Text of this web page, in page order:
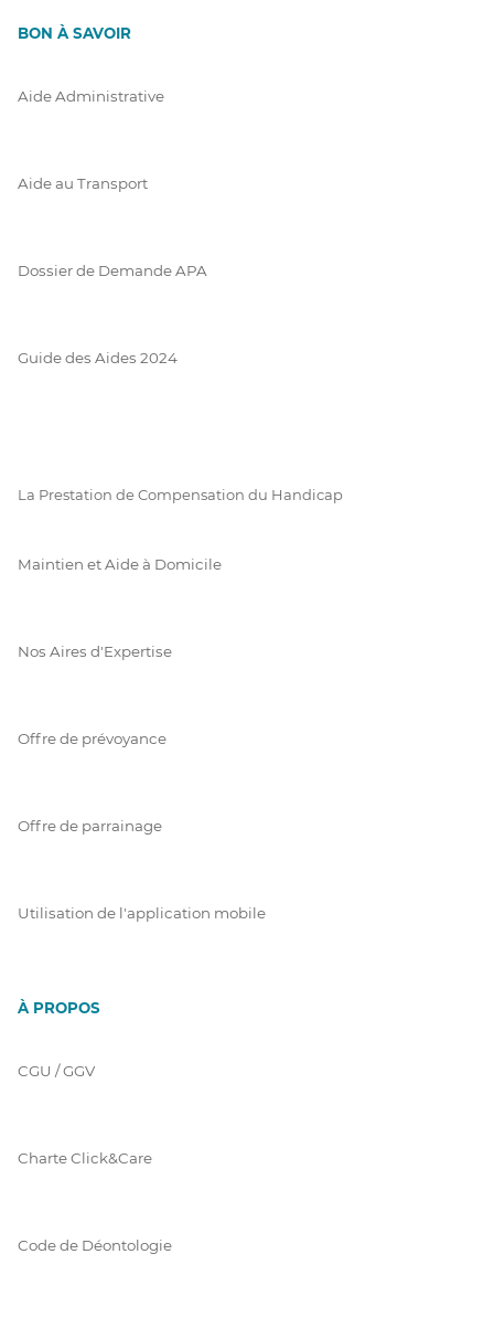
BON À SAVOIR
Aide Administrative
Aide au Transport
Dossier de Demande APA
Guide des Aides 2024
La Prestation de Compensation du Handicap
Maintien et Aide à Domicile
Nos Aires d'Expertise
Offre de prévoyance
Offre de parrainage
Utilisation de l'application mobile
À PROPOS
CGU / GGV
Charte Click&Care
Code de Déontologie